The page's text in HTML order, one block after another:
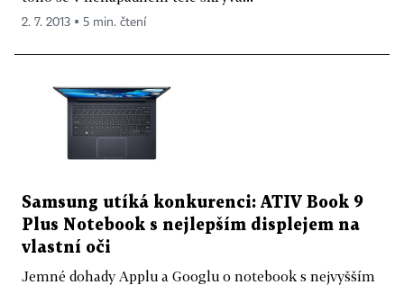
2. 7. 2013 ▪ 5 min. čtení
Samsung utíká konkurenci: ATIV Book 9
Plus Notebook s nejlepším displejem na
vlastní oči
Jemné dohady Applu a Googlu o notebook s nejvyšším